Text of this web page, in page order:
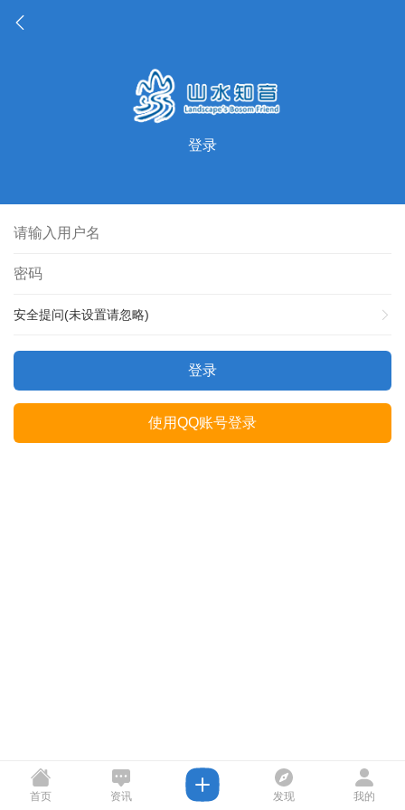
登录
安全提问(未设置请忽略)
登录
使用QQ账号登录
首页 资讯 发现 我的